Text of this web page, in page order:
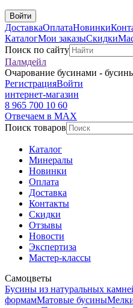
Войти
ДоставкаОплатаНовинки
КаталогМои заказыСкидки
Поиск по сайту
Палмдейл
Очарование бусинами -
РегистрацияВойти
интернет-магазин
8 965 700 10 60
Отвечаем в MAX
Поиск товаров
Каталог
Минералы
Новинки
Оплата
Доставка
Контакты
Скидки
Отзывы
Новости
Экспертиза
Мастер-классы
Самоцветы
Бусины из натуральных
формамМатовые бусины